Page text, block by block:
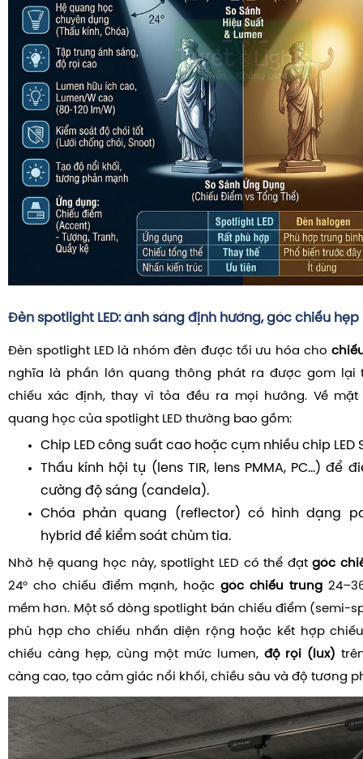
Đèn spotlight LED: ánh sáng định hướng, góc chiếu
Đèn spotlight LED là nhóm đèn được tối ưu hóa cho
nghĩa là phần lớn quang thông phát ra được gom lại
chiếu xác định, thay vì tỏa đều ra mọi hướng. Về
quang học của spotlight LED thường bao gồm:
Chip LED công suất cao hoặc cụm nhiều chip LED
Thấu kính hội tụ (lens TIR, lens PMMA, PC…) để
cường độ sáng (candela).
Chóa phản quang (reflector) có hình dạng
hybrid để kiểm soát chùm tia.
Nhờ hệ quang học này, spotlight LED có thể đạtgóc
24° cho chiếu điểm mạnh, hoặc góc chiếu trung
mềm hơn. Một số dòng spotlight bán chiếu điểm (semi-
phù hợp cho chiếu nhấn diện rộng hoặc kết hợp
chiếu càng hẹp, cùng một mức lumen, độ rọi (lux)
càng cao, tạo cảm giác nổi khối, chiều sâu và độ tương